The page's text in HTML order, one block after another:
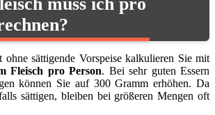
sättigende Vorspeise kalkulieren Sie mit
Fleisch pro Person. Bei sehr guten Essern
können Sie auf 300 Gramm erhöhen. Da
sättigen, bleiben bei größeren Mengen oft